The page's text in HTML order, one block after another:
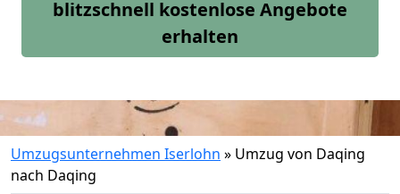
blitzschnell kostenlose Angebote
erhalten
Umzugsunternehmen Iserlohn » Umzug von Daqing
nach Daqing